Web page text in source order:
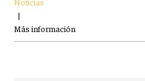
|
Más información